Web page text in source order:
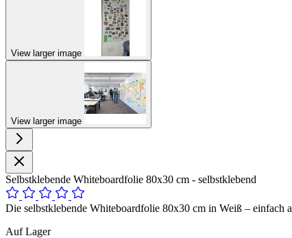
View larger image
View larger image
Selbstklebende Whiteboardfolie 80x30 cm - selbstklebend
Die selbstklebende Whiteboardfolie 80x30 cm in Weiß – einfach
Auf Lager